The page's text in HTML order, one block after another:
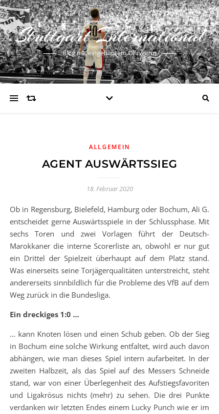
Stuttgart International
Blog mit eingebautem Ohrwurm
ALLGEMEIN
AGENT AUSWÄRTSSIEG
18. Februar 2020
Ob in Regensburg, Bielefeld, Hamburg oder Bochum, Ali G.
entscheidet gerne Auswärtsspiele in der Schlussphase. Mit
sechs Toren und zwei Vorlagen führt der Deutsch-
Marokkaner die interne Scorerliste an, obwohl er nur gut
ein Drittel der Spielzeit überhaupt auf dem Platz stand.
Was einerseits seine Torjägerqualitäten unterstreicht, steht
andererseits sinnbildlich für die Probleme des VfB auf dem
Weg zurück in die Bundesliga.
Ein dreckiges 1:0 …
… kann Knoten lösen und einen Schub geben. Ob der Sieg
in Bochum eine solche Wirkung entfaltet, wird auch davon
abhängen, wie man dieses Spiel intern aufarbeitet. In der
zweiten Halbzeit, als das Spiel auf des Messers Schneide
stand, war von einer Überlegenheit des Aufstiegsfavoriten
und Ligakrösus nichts (mehr) zu sehen. Die drei Punkte
verdanken wir letzten Endes einem Lucky Punch wie er im